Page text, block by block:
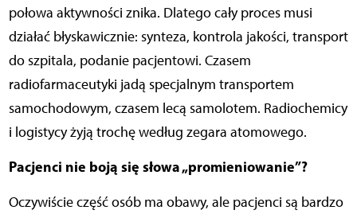
połowa aktywności znika. Dlatego cały proces musi
działać błyskawicznie: synteza, kontrola jakości, transport
do szpitala, podanie pacjentowi. Czasem
radiofarmaceutyki jadą specjalnym transportem
samochodowym, czasem lecą samolotem. Radiochemicy
i logistycy żyją trochę według zegara atomowego.
Pacjenci nie boją się słowa „promieniowanie”?
Oczywiście część osób ma obawy, ale pacjenci są bardzo